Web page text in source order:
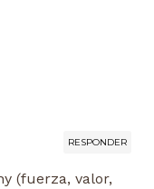
RESPONDER
(fuerza, valor,